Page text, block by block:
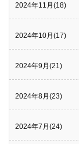
2024年11月(18)
2024年10月(17)
2024年9月(21)
2024年8月(23)
2024年7月(24)